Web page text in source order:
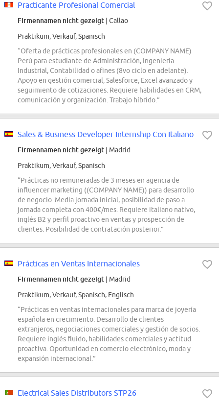
Practicante Profesional Comercial
Firmennamen nicht gezeigt | Callao
Praktikum, Verkauf, Spanisch
“Oferta de prácticas profesionales en (COMPANY NAME)
Perú para estudiante de Administración, Ingeniería
Industrial, Contabilidad o afines (8vo ciclo en adelante).
Apoyo en gestión comercial, Salesforce, Excel avanzado y
seguimiento de cotizaciones. Requiere habilidades en CRM,
comunicación y organización. Trabajo híbrido.”
Sales & Business Developer Internship Con Italiano
Firmennamen nicht gezeigt | Madrid
Praktikum, Verkauf, Spanisch
“Prácticas no remuneradas de 3 meses en agencia de
influencer marketing ((COMPANY NAME)) para desarrollo
de negocio. Media jornada inicial, posibilidad de paso a
jornada completa con 400€/mes. Requiere italiano nativo,
inglés B2 y perfil proactivo en ventas y prospección de
clientes. Posibilidad de contratación posterior.”
Prácticas en Ventas Internacionales
Firmennamen nicht gezeigt | Madrid
Praktikum, Verkauf, Spanisch, Englisch
“Prácticas en ventas internacionales para marca de joyería
española en crecimiento. Desarrollo de clientes
extranjeros, negociaciones comerciales y gestión de socios.
Requiere inglés fluido, habilidades comerciales y actitud
proactiva. Oportunidad en comercio electrónico, moda y
expansión internacional.”
Electrical Sales Distributors STP26